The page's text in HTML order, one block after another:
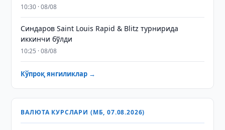
10:30 · 08/08
Синдаров Saint Louis Rapid & Blitz турнирида
иккинчи бўлди
10:25 · 08/08
Кўпроқ янгиликлар →
ВАЛЮТА КУРСЛАРИ (МБ, 07.08.2026)